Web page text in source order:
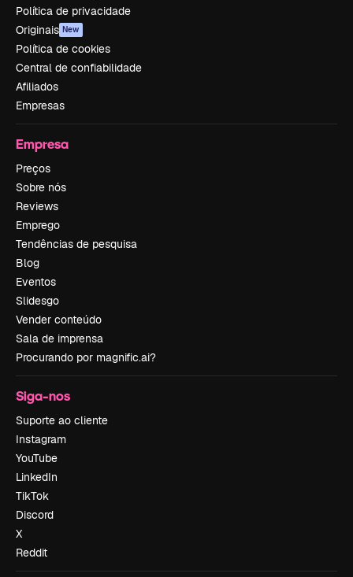
Política de privacidade
Originais New
Política de cookies
Central de confiabilidade
Afiliados
Empresas
Empresa
Preços
Sobre nós
Reviews
Emprego
Tendências de pesquisa
Blog
Eventos
Slidesgo
Vender conteúdo
Sala de imprensa
Procurando por magnific.ai?
Siga-nos
Suporte ao cliente
Instagram
YouTube
LinkedIn
TikTok
Discord
X
Reddit